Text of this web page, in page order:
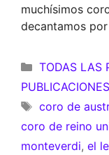
muchísimos
decantamos
Categorías
TODAS LAS
PUBLICACIONES
Etiquetas
coro de
coro de reino
monteverdi, el